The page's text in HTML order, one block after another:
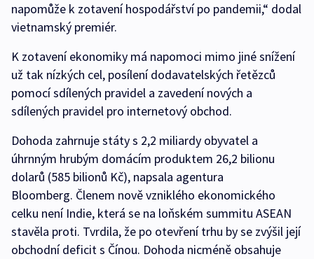
napomůže k zotavení hospodářství po pandemii,“ dodal
vietnamský premiér.
K zotavení ekonomiky má napomoci mimo jiné snížení
už tak nízkých cel, posílení dodavatelských řetězců
pomocí sdílených pravidel a zavedení nových a
sdílených pravidel pro internetový obchod.
Dohoda zahrnuje státy s 2,2 miliardy obyvatel a
úhrnným hrubým domácím produktem 26,2 bilionu
dolarů (585 bilionů Kč), napsala agentura
Bloomberg. Členem nově vzniklého ekonomického
celku není Indie, která se na loňském summitu ASEAN
stavěla proti. Tvrdila, že po otevření trhu by se zvýšil její
obchodní deficit s Čínou. Dohoda nicméně obsahuje